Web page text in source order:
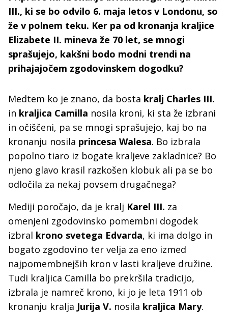
III., ki se bo odvilo 6. maja letos v Londonu, so
že v polnem teku. Ker pa od kronanja kraljice
Elizabete II. mineva že 70 let, se mnogi
sprašujejo, kakšni bodo modni trendi na
prihajajočem zgodovinskem dogodku?
Medtem ko je znano, da bosta kralj Charles III.
in kraljica Camilla nosila kroni, ki sta že izbrani
in očiščeni, pa se mnogi sprašujejo, kaj bo na
kronanju nosila princesa Walesa. Bo izbrala
popolno tiaro iz bogate kraljeve zakladnice? Bo
njeno glavo krasil razkošen klobuk ali pa se bo
odločila za nekaj povsem drugačnega?
Mediji poročajo, da je kralj Karel III. za
omenjeni zgodovinsko pomembni dogodek
izbral krono svetega Edvarda, ki ima dolgo in
bogato zgodovino ter velja za eno izmed
najpomembnejših kron v lasti kraljeve družine.
Tudi kraljica Camilla bo prekršila tradicijo,
izbrala je namreč krono, ki jo je leta 1911 ob
kronanju kralja Jurija V. nosila kraljica Mary.